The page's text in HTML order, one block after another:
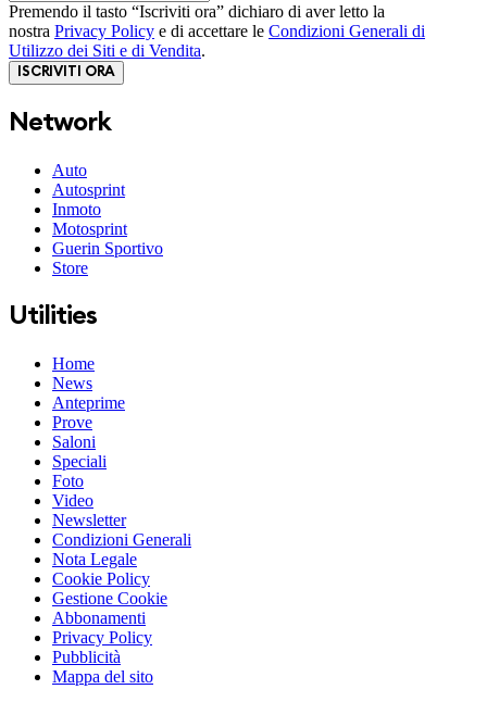
Premendo il tasto “Iscriviti ora” dichiaro di aver letto la
nostra Privacy Policy e di accettare le Condizioni Generali di
Utilizzo dei Siti e di Vendita.
ISCRIVITI ORA
Network
Auto
Autosprint
Inmoto
Motosprint
Guerin Sportivo
Store
Utilities
Home
News
Anteprime
Prove
Saloni
Speciali
Foto
Video
Newsletter
Condizioni Generali
Nota Legale
Cookie Policy
Gestione Cookie
Abbonamenti
Privacy Policy
Pubblicità
Mappa del sito